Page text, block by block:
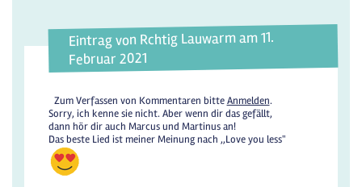
Eintrag von Rchtig Lauwarm am 11.
Februar 2021
Zum Verfassen von Kommentaren bitteAnmelden.
Sorry, ich kenne sie nicht. Aber wenn dir das gefällt,
dann hör dir auch Marcus und Martinus an!
Das beste Lied ist meiner Meinung nach ,,Love you less"